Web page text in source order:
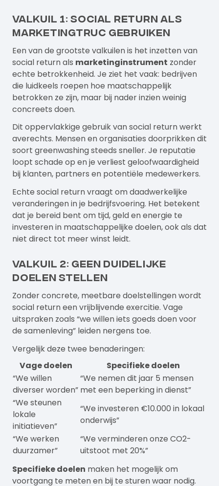
Valkuil 1: Social return als
marketingtruc gebruiken
Een van de grootste valkuilen is het inzetten van
social return als marketinginstrument zonder
echte betrokkenheid. Je ziet het vaak: bedrijven
die luidkeels roepen hoe maatschappelijk
betrokken ze zijn, maar bij nader inzien weinig
concreets doen.
Dit oppervlakkige gebruik van social return werkt
averechts. Mensen en organisaties doorprikken dit
soort greenwashing steeds sneller. Je reputatie
loopt schade op en je verliest geloofwaardigheid
bij klanten, partners en potentiële medewerkers.
Echte social return vraagt om daadwerkelijke
veranderingen in je bedrijfsvoering. Het betekent
dat je bereid bent om tijd, geld en energie te
investeren in maatschappelijke doelen, ook als dat
niet direct tot meer winst leidt.
Valkuil 2: Geen duidelijke
doelen stellen
Zonder concrete, meetbare doelstellingen wordt
social return een vrijblijvende exercitie. Vage
uitspraken zoals “we willen iets goeds doen voor
de samenleving” leiden nergens toe.
Vergelijk deze twee benaderingen:
Vage doelen
Specifieke doelen
“We willen
diverser worden”
“We nemen dit jaar 5 mensen
met een beperking in dienst”
“We steunen
lokale
initiatieven”
“We investeren €10.000 in lokaal
onderwijs”
“We werken
duurzamer”
“We verminderen onze CO2-
uitstoot met 20%”
Specifieke doelen maken het mogelijk om
voortgang te meten en bij te sturen waar nodig.